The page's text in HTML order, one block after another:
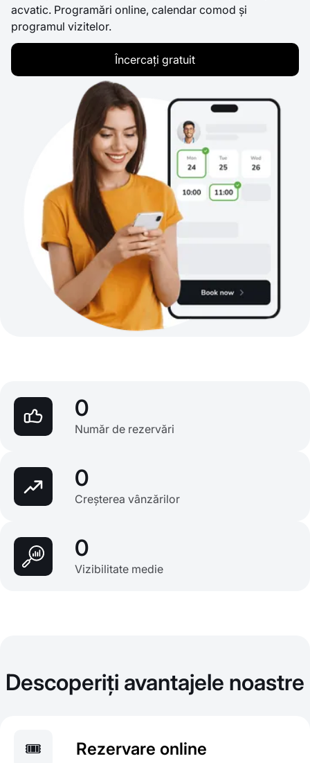
acvatic. Programări online, calendar comod și
programul vizitelor.
Încercați gratuit
0
Număr de rezervări
0
Creșterea vânzărilor
0
Vizibilitate medie
Descoperiți avantajele noastre
🎟️ Rezervare online